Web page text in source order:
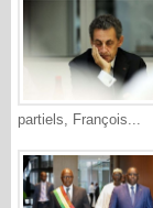
partiels, François...